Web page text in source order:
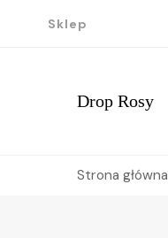
Sklep
Drop Rosy
Strona główna